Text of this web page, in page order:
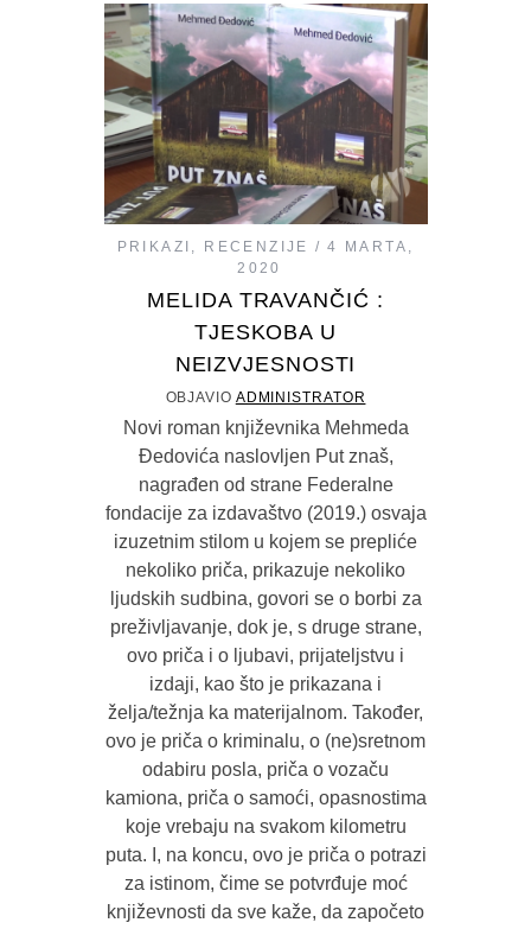
PRIKAZI , RECENZIJE
4 MARTA,
2020
MELIDA TRAVANČIĆ :
TJESKOBA U
NEIZVJESNOSTI
OBJAVIO ADMINISTRATOR
Novi roman književnika Mehmeda
Đedovića naslovljen Put znaš,
nagrađen od strane Federalne
fondacije za izdavaštvo (2019.) osvaja
izuzetnim stilom u kojem se prepliće
nekoliko priča, prikazuje nekoliko
ljudskih sudbina, govori se o borbi za
preživljavanje, dok je, s druge strane,
ovo priča i o ljubavi, prijateljstvu i
izdaji, kao što je prikazana i
želja/težnja ka materijalnom. Također,
ovo je priča o kriminalu, o (ne)sretnom
odabiru posla, priča o vozaču
kamiona, priča o samoći, opasnostima
koje vrebaju na svakom kilometru
puta. I, na koncu, ovo je priča o potrazi
za istinom, čime se potvrđuje moć
književnosti da sve kaže, da započeto